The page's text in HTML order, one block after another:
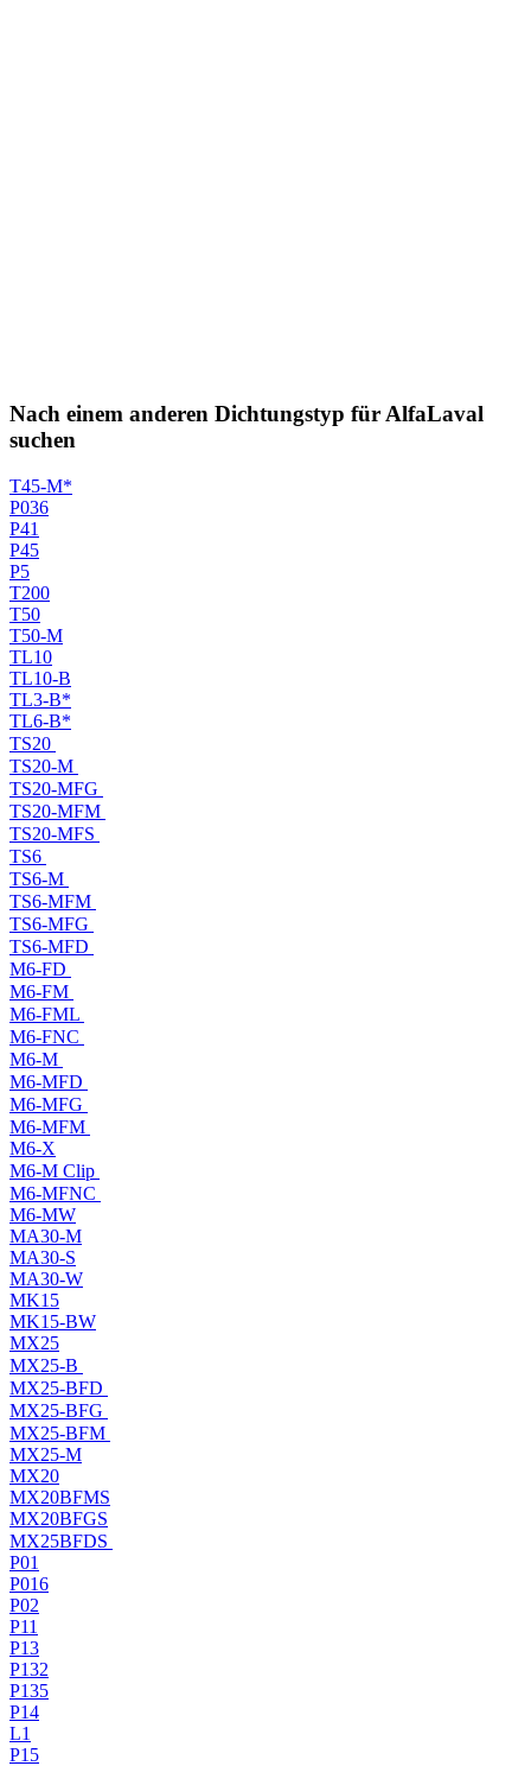
Nach einem anderen Dichtungstyp für AlfaLaval
suchen
T45-M*
P036
P41
P45
P5
T200
T50
T50-M
TL10
TL10-B
TL3-B*
TL6-B*
TS20
TS20-M
TS20-MFG
TS20-MFM
TS20-MFS
TS6
TS6-M
TS6-MFM
TS6-MFG
TS6-MFD
M6-FD
M6-FM
M6-FML
M6-FNC
M6-M
M6-MFD
M6-MFG
M6-MFM
M6-X
M6-M Clip
M6-MFNC
M6-MW
MA30-M
MA30-S
MA30-W
MK15
MK15-BW
MX25
MX25-B
MX25-BFD
MX25-BFG
MX25-BFM
MX25-M
MX20
MX20BFMS
MX20BFGS
MX25BFDS
P01
P016
P02
P11
P13
P132
P135
P14
L1
P15